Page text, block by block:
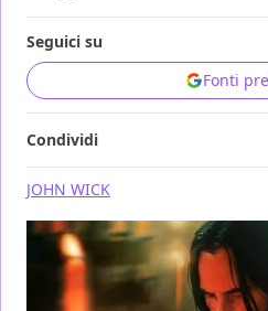
Seguici su
Fonti
Condividi
JOHN WICK